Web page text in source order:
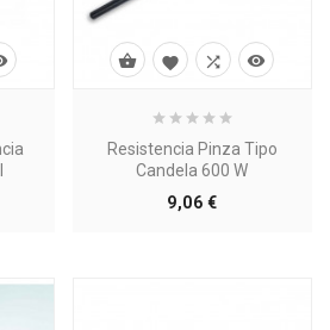
Resistencia Pinza Tipo
Candela 600 W
9,06 €Precio
   